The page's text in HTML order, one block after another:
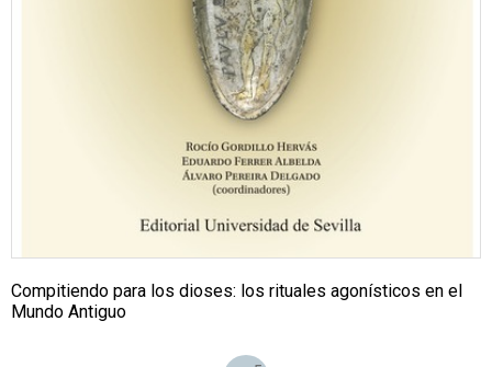
Compitiendo para los dioses: los rituales agonísticos en el
Mundo Antiguo